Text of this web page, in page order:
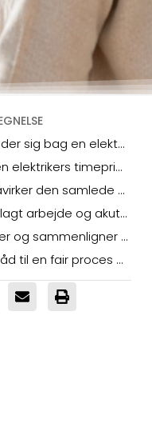
Hvad gemmer der sig bag en elektriker timepris
Hvad dækker en elektrikers timepris egentlig
Faktorer der påvirker den samlede pris for dit el-arbejde
Forskel på planlagt arbejde og akutte opgaver
Sådan indhenter og sammenligner du tilbud på el-arbejde
Vores bedste råd til en fair proces og et sikkert resultat